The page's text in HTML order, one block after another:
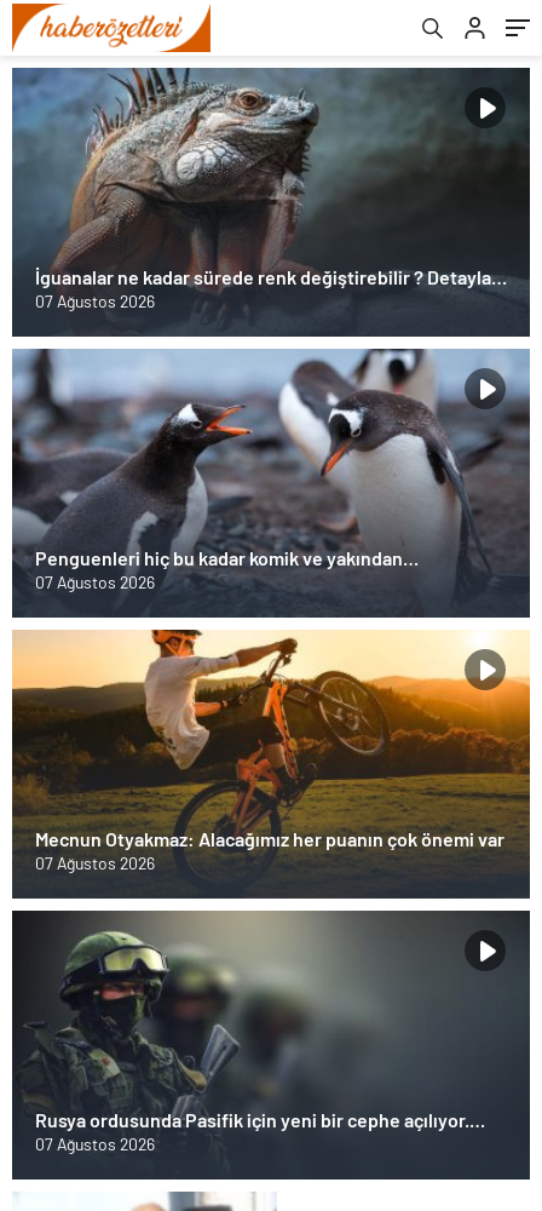
İguanalar ne kadar sürede renk değiştirebilir ? Detaylar
burada…
07 Ağustos 2026
Penguenleri hiç bu kadar komik ve yakından
görmemiştiniz
07 Ağustos 2026
Mecnun Otyakmaz: Alacağımız her puanın çok önemi var
07 Ağustos 2026
Rusya ordusunda Pasifik için yeni bir cephe açılıyor.
Çin’in ilk tepkisi!
07 Ağustos 2026